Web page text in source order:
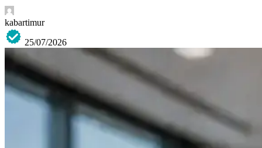
kabartimur
25/07/2026